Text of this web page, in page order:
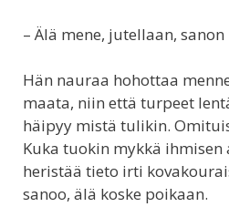
– Älä mene, jutellaan,
Hän nauraa hohottaa
maata, niin että turpeet
häipyy mistä tulikin.
Kuka tuokin mykkä ihmisen
heristää tieto irti
sanoo, älä koske poikaan.